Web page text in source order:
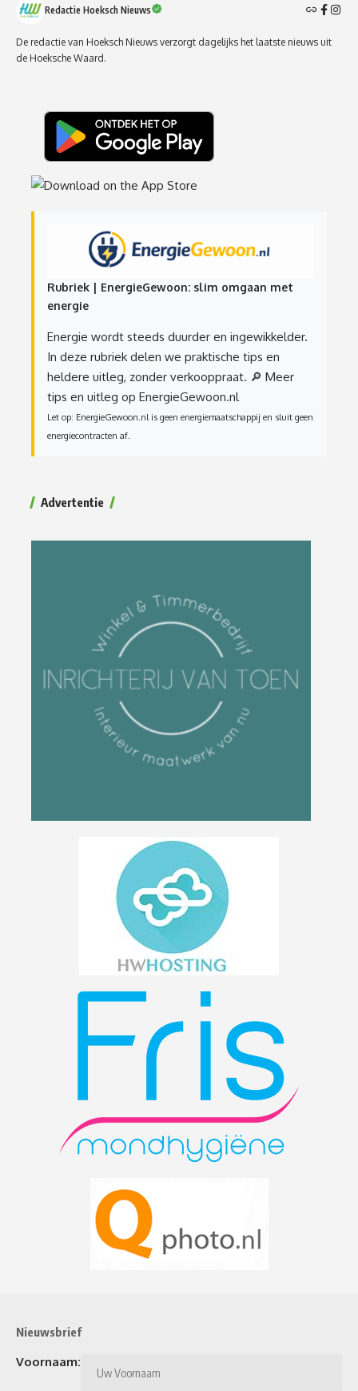
Redactie Hoeksch Nieuws
De redactie van Hoeksch Nieuws verzorgt dagelijks het laatste nieuws uit
de Hoeksche Waard.
Rubriek | EnergieGewoon: slim omgaan met
energie
Energie wordt steeds duurder en ingewikkelder.
In deze rubriek delen we praktische tips en
heldere uitleg, zonder verkooppraat. 🔎 Meer
tips en uitleg op EnergieGewoon.nl
Let op: EnergieGewoon.nl is geen energiemaatschappij en sluit geen
energiecontracten af.
Advertentie
Nieuwsbrief
Voornaam: